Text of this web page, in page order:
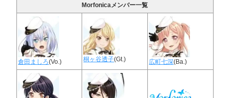
Morfonicaメンバー一覧
倉田ましろ(Vo.) 桐ヶ谷透子(Gt.) 広町七深(Ba.)